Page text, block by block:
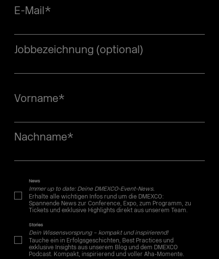
E-Mail*
Jobbezeichnung (optional)
Vorname*
Nachname*
News
Immer up to date: Deine DMEXCO-Event-News.
Erhalte alle wichtigen Infos rund um die DMEXCO:
Spannende News zur Conference, Expo, zum Programm, zu
Tickets und exklusive Highlights direkt aus unserem Team.
Stories
Dein Wissensvorsprung – kompakt und inspirierend!
Tauche ein in Erfolgsgeschichten, Best Practices und
exklusive Insights aus unserem Blog und dem DMEXCO
Podcast. Kompakt, inspirierend und voller Aha-Momente.